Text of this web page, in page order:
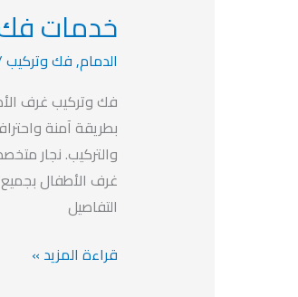
خدمات فك
الدمام,فك وتركيب
فك وتركيب غرف
بطريقة آمنة
والتركيب. نجار
غرف الأطفال
التفاصيل
خدمات
وتركيب
غرف
الأطفال
بالدمام
قراءة المزيد »